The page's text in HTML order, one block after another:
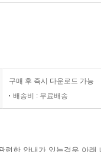
구매 후 즉시 다운로드 가능
배송비 : 무료배송
한 안내가 있는경우 아